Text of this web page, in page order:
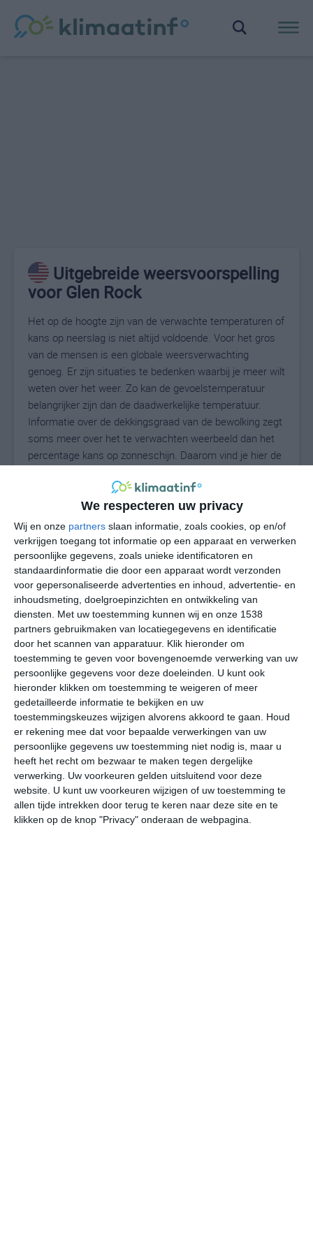
We respecteren uw privacy
Wij en onze partners slaan informatie, zoals cookies, op en/of
verkrijgen toegang tot informatie op een apparaat en verwerken
persoonlijke gegevens, zoals unieke identificatoren en
standaardinformatie die door een apparaat wordt verzonden
voor gepersonaliseerde advertenties en inhoud, advertentie- en
inhoudsmeting, doelgroepinzichten en ontwikkeling van
diensten.
Met uw toestemming kunnen wij en onze 1538
partners gebruikmaken van locatiegegevens en identificatie
door het scannen van apparatuur. Klik hieronder om
toestemming te geven voor bovengenoemde verwerking van uw
persoonlijke gegevens voor deze doeleinden. U kunt ook
hieronder klikken om toestemming te weigeren of meer
gedetailleerde informatie te bekijken en uw
toestemmingskeuzes wijzigen alvorens akkoord te gaan.
Houd
er rekening mee dat voor bepaalde verwerkingen van uw
persoonlijke gegevens uw toestemming niet nodig is, maar u
heeft het recht om bezwaar te maken tegen dergelijke
verwerking. Uw voorkeuren gelden uitsluitend voor deze
website. U kunt uw voorkeuren wijzigen of uw toestemming te
allen tijde intrekken door terug te keren naar deze site en te
klikken op de knop "Privacy" onderaan de webpagina.
Uitgebreide weersvoorspelling
voor Glen Rock
Het op de hoogte zijn van de verwachte temperaturen of
kans op neerslag is niet altijd voldoende. Voor het gros
van de mensen is een globale weersverwachting
genoeg. Er zijn situaties te bedenken waarbij je meer wilt
weten over het weer. Zo kan de gevoelstemperatuur
belangrijker zijn dan de daadwerkelijke temperatuur.
Informatie over de dekkingsgraad van de bewolking zegt
soms meer over het te verwachten weerbeeld dan het
percentage kans op zonneschijn. Daarom vind je hier de
25°C
vr
31° 21°
za
30° 20°
zo
31° 21°
ma
31° 19° 31°
22°C 21°C 25°C 28°C 30°C
03:00 06:00 09:00 12:00 15:00
03:00 06:00 09:00 12:00 15:00